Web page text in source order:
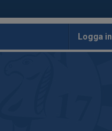
Logga in